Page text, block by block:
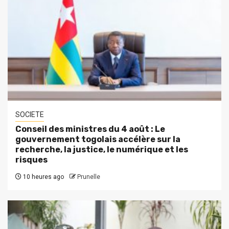
SOCIETE
Conseil des ministres du 4 août : Le
gouvernement togolais accélère sur la
recherche, la justice, le numérique et les
risques
10 heures ago Prunelle